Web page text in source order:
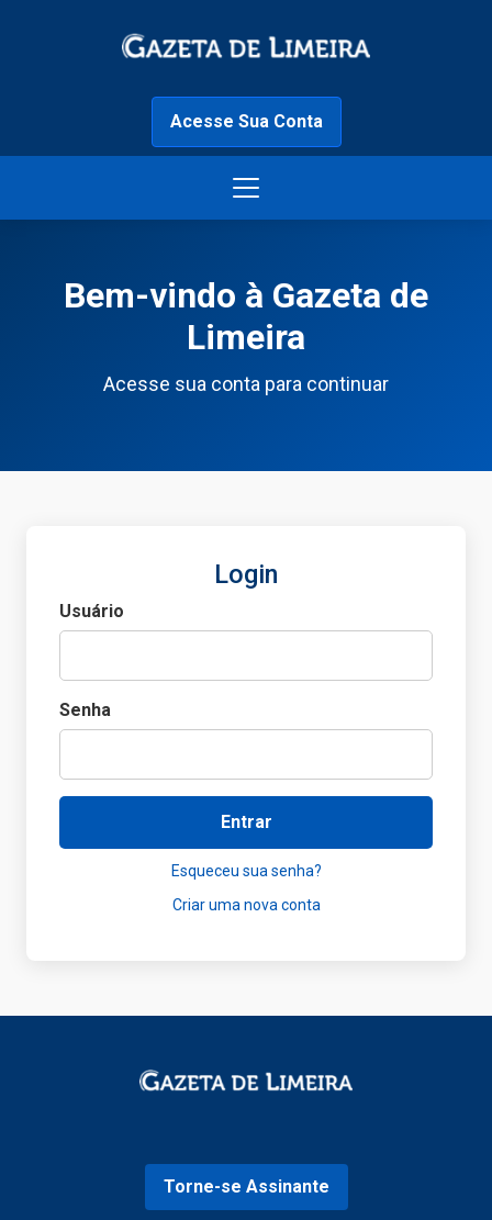
Acesse Sua Conta
Bem-vindo à Gazeta de
Limeira
Acesse sua conta para continuar
Login
Usuário
Senha
Entrar
Esqueceu sua senha?
Criar uma nova conta
Torne-se Assinante